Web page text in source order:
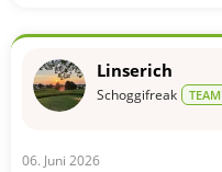
Linserich
Schoggifreak
06. Juni 2026